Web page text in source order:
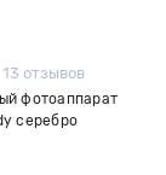
13 отзывов
фотоаппарат
серебро